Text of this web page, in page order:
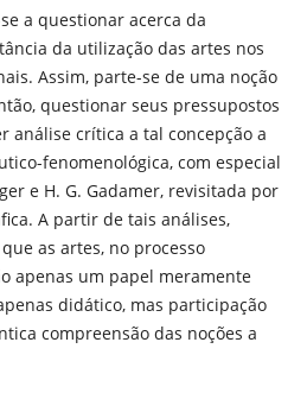
a questionar acerca da
da utilização das artes nos
Assim, parte-se de uma noção
questionar seus pressupostos
análise crítica a tal concepção a
fenomenológica, com especial
e H. G. Gadamer, revisitada por
A partir de tais análises,
as artes, no processo
apenas um papel meramente
didático, mas participação
compreensão das noções a